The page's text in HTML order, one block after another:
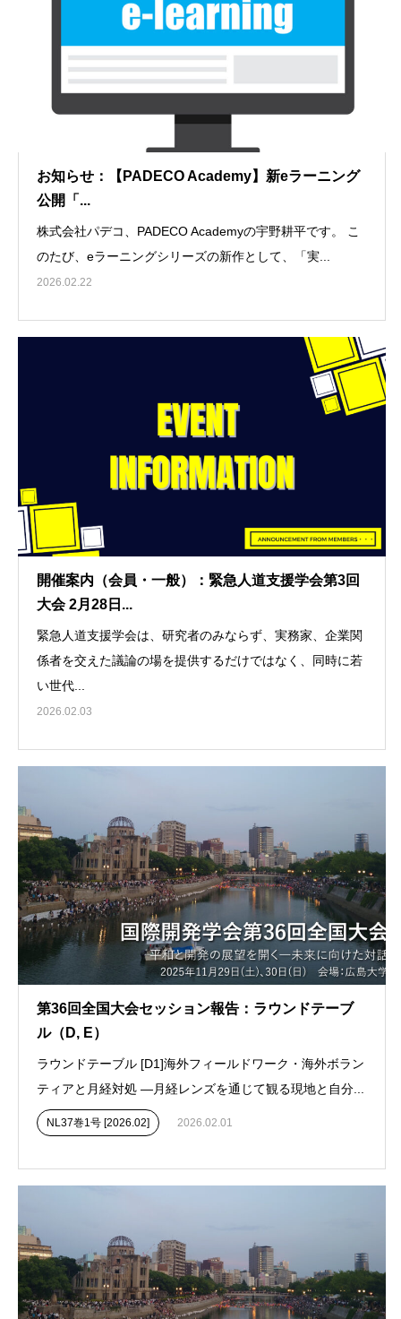
お知らせ：【PADECO Academy】新eラーニング
公開「...
株式会社パデコ、PADECO Academyの宇野耕平です。 こ
のたび、eラーニングシリーズの新作として、「実...
2026.02.22
開催案内（会員・一般）：緊急人道支援学会第3回
大会 2月28日...
緊急人道支援学会は、研究者のみならず、実務家、企業関
係者を交えた議論の場を提供するだけではなく、同時に若
い世代...
2026.02.03
第36回全国大会セッション報告：ラウンドテーブ
ル（D, E）
ラウンドテーブル [D1]海外フィールドワーク・海外ボラン
ティアと月経対処 ―月経レンズを通じて観る現地と自分...
NL37巻1号 [2026.02] 2026.02.01